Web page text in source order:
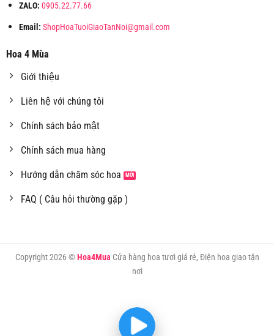
ZALO: 0905.22.77.66
Email: ShopHoaTuoiGiaoTanNoi@gmail.com
Hoa 4 Mùa
Giới thiệu
Liên hệ với chúng tôi
Chính sách bảo mật
Chính sách mua hàng
Hướng dẫn chăm sóc hoa
FAQ ( Câu hỏi thường gặp )
Copyright 2026 ©Hoa4Mua Cửa hàng hoa tươi giá rẻ, Điện hoa giao tận
nơi